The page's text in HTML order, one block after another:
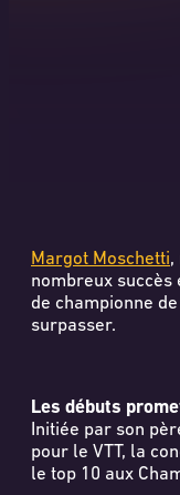
Margot Moschetti,
nombreux succès
de championne
surpasser.
Les débuts
Initiée par son
pour le VTT, la
le top 10 aux